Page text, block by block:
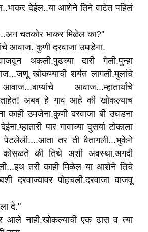
देईल..या आशेने तिने वाटेत पहिलं
चतकोर भाकर मिळेल का?"
आवाज. कुणी दरवाजा उघडेना.
थकली.पुढच्या दारी गेली.पुन्हा
खोकण्याची शर्यत लागली.मुलांचे
आवाज...म्हातार्यांचे
अबब हे गाव आहे की खोकल्याच
काही उमजेना.कुणी दरवाजा बी उघडना
पार गावाच्या दुसर्या टोकाला
पेटलेली....आता तर ती वैतागली...भुकेने
की तिथे अशी अवस्था.अगदी
तरी काही मिळेल या आशेने तिचे
दरवाज्यावर पोहचली.दरवाजा वाजवू
दे."
नाही.खोकल्याची एक ढास व त्या